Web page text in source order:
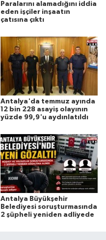
Paralarını alamadığını iddia
eden işçiler inşaatın
çatısına çıktı
Antalya'da temmuz ayında
12 bin 228 asayiş olayının
yüzde 99,9'u aydınlatıldı
Antalya Büyükşehir
Belediyesi soruşturmasında
2 şüpheli yeniden adliyede